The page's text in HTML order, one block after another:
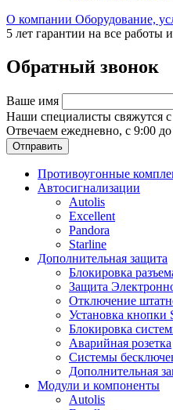
О компании Оборудование,
5 лет гарантии на все работы
Обратный звонок
Ваше имя
Наши специалисты свяжутся
Отвечаем ежедневно, с 9:00
Отправить
Противоугонные
Автосигнализации
Autolis
Excellent
Pandora
Starline
Дополнительная защита
Блокировка
Защита
Отключение
Установка кнопки
Блокировка
Аварийная розетка
Системы
Дополнительная
Модули и компоненты
Autolis